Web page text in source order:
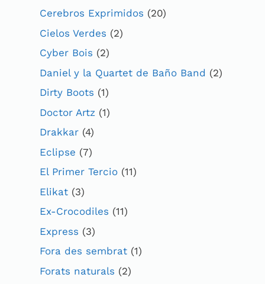
Cerebros Exprimidos (20)
Cielos Verdes (2)
Cyber Bois (2)
Daniel y la Quartet de Baño Band (2)
Dirty Boots (1)
Doctor Artz (1)
Drakkar (4)
Eclipse (7)
El Primer Tercio (11)
Elikat (3)
Ex-Crocodiles (11)
Express (3)
Fora des sembrat (1)
Forats naturals (2)